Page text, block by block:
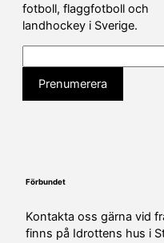
fotboll, flaggfotboll och
landhockey i Sverige.
Förbundet
Kontakta oss gärna vid
finns på Idrottens hus i